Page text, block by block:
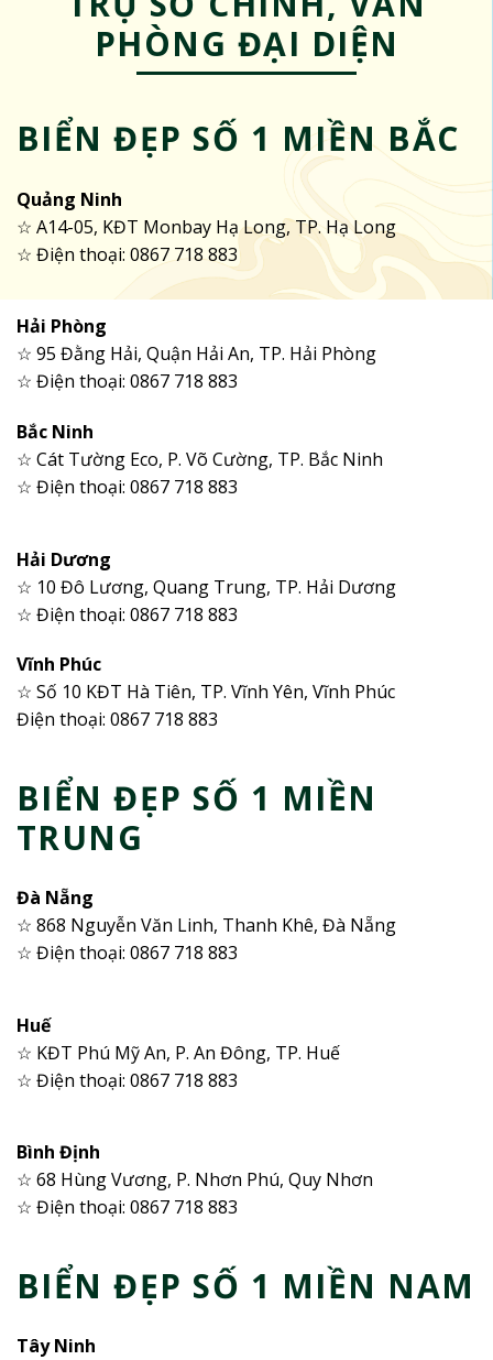
PHÒNG ĐẠI DIỆN
BIỂN ĐẸP SỐ 1 MIỀN BẮC
Quảng Ninh
☆ A14-05, KĐT Monbay Hạ Long, TP. Hạ Long
☆ Điện thoại: 0867 718 883
Hải Phòng
☆ 95 Đằng Hải, Quận Hải An, TP. Hải Phòng
☆ Điện thoại: 0867 718 883
Bắc Ninh
☆ Cát Tường Eco, P. Võ Cường, TP. Bắc Ninh
☆ Điện thoại: 0867 718 883
Hải Dương
☆ 10 Đô Lương, Quang Trung, TP. Hải Dương
☆ Điện thoại: 0867 718 883
Vĩnh Phúc
☆ Số 10 KĐT Hà Tiên, TP. Vĩnh Yên, Vĩnh Phúc
Điện thoại: 0867 718 883
BIỂN ĐẸP SỐ 1 MIỀN
TRUNG
Đà Nẵng
☆ 868 Nguyễn Văn Linh, Thanh Khê, Đà Nẵng
☆ Điện thoại: 0867 718 883
Huế
☆ KĐT Phú Mỹ An, P. An Đông, TP. Huế
☆ Điện thoại: 0867 718 883
Bình Định
☆ 68 Hùng Vương, P. Nhơn Phú, Quy Nhơn
☆ Điện thoại: 0867 718 883
BIỂN ĐẸP SỐ 1 MIỀN NAM
Tây Ninh